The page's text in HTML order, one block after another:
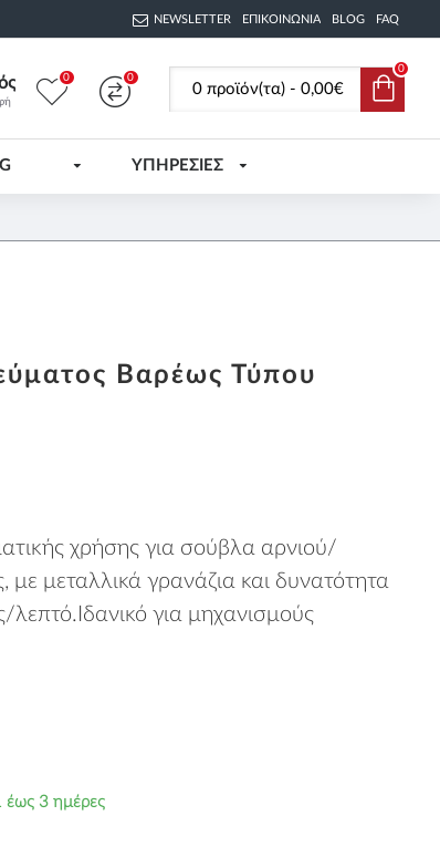
NEWSLETTER ΕΠΙΚΟΙΝΩΝΊΑ BLOG FAQ
0 0
0 προϊόν(τα) - 0,00€
0
ΥΠΗΡΕΣΙΕΣ
Βαρέως Τύπου
χρήσης για σούβλα αρνιού/
με μεταλλικά γρανάζια και δυνατότητα
για μηχανισμούς
3 ημέρες